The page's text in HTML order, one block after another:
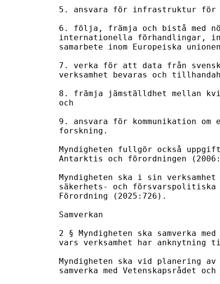
5. ansvara för infrastruktur för
6. följa, främja och bistå med
internationella förhandlingar,
samarbete inom Europeiska
7. verka för att data från
verksamhet bevaras och
8. främja jämställdhet mellan
och
9. ansvara för kommunikation om
forskning.
Myndigheten fullgör också
Antarktis och förordningen
Myndigheten ska i sin
säkerhets- och
Förordning (2025:726).
Samverkan
2 § Myndigheten ska samverka
vars verksamhet har
Myndigheten ska vid planering
samverka med Vetenskapsrådet